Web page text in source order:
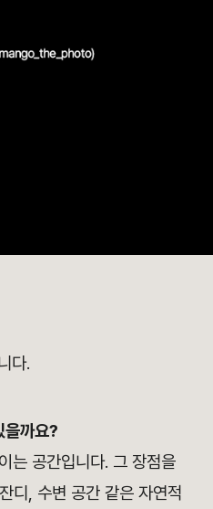
다.
을까요?
는 공간입니다. 그 장점을
디, 수변 공간 같은 자연적